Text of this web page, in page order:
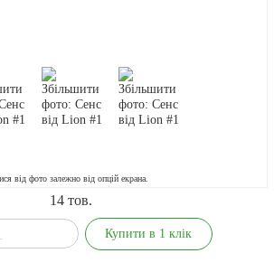
від фото залежно від опцій екрана.
14тов.